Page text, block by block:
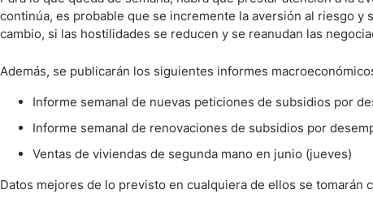
continúa, es probable que se incremente la aversión al riesgo y
cambio, si las hostilidades se reducen y se reanudan las
Además, se publicarán los siguientes informes
Informe semanal de nuevas peticiones de subsidios por
Informe semanal de renovaciones de subsidios por
Ventas de viviendas de segunda mano en junio (jueves)
Datos mejores de lo previsto en cualquiera de ellos se tomarán